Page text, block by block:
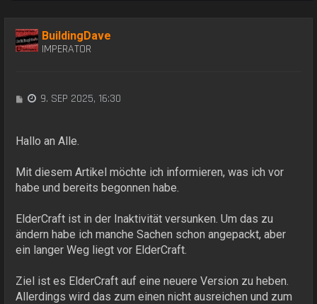
BuildingDave
IMPERATOR
B
t
a
g
9. SEP 2025, 16:30
Hallo an Alle.
Mit diesem Artikel möchte ich informieren, was ich vor
habe und bereits begonnen habe.
ElderCraft ist in der Inaktivität versunken. Um das zu
ändern habe ich manche Sachen schon angepackt, aber
ein langer Weg liegt vor ElderCraft.
Ziel ist es ElderCraft auf eine neuere Version zu heben.
Allerdings wird das zum einen nicht ausreichen und zum